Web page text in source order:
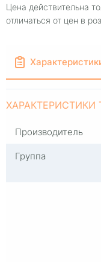
Цена действительна
отличаться от цен в
ХАРАКТЕРИСТИКИ
Производитель
Группа